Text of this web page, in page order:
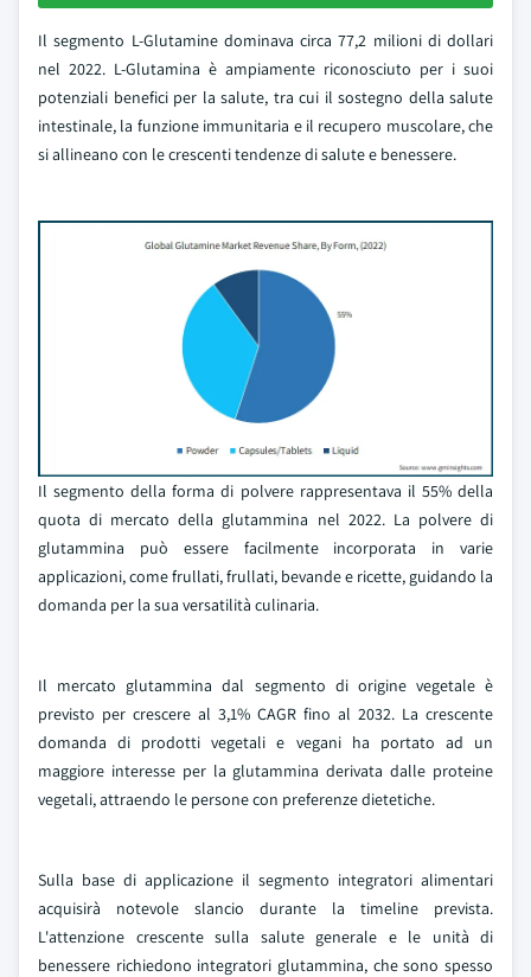
Il segmento L-Glutamine dominava circa 77,2 milioni di dollari
nel 2022. L-Glutamina è ampiamente riconosciuto per i suoi
potenziali benefici per la salute, tra cui il sostegno della salute
intestinale, la funzione immunitaria e il recupero muscolare, che
si allineano con le crescenti tendenze di salute e benessere.
Il segmento della forma di polvere rappresentava il 55% della
quota di mercato della glutammina nel 2022. La polvere di
glutammina può essere facilmente incorporata in varie
applicazioni, come frullati, frullati, bevande e ricette, guidando la
domanda per la sua versatilità culinaria.
Il mercato glutammina dal segmento di origine vegetale è
previsto per crescere al 3,1% CAGR fino al 2032. La crescente
domanda di prodotti vegetali e vegani ha portato ad un
maggiore interesse per la glutammina derivata dalle proteine
vegetali, attraendo le persone con preferenze dietetiche.
Sulla base di applicazione il segmento integratori alimentari
acquisirà notevole slancio durante la timeline prevista.
L'attenzione crescente sulla salute generale e le unità di
benessere richiedono integratori glutammina, che sono spesso